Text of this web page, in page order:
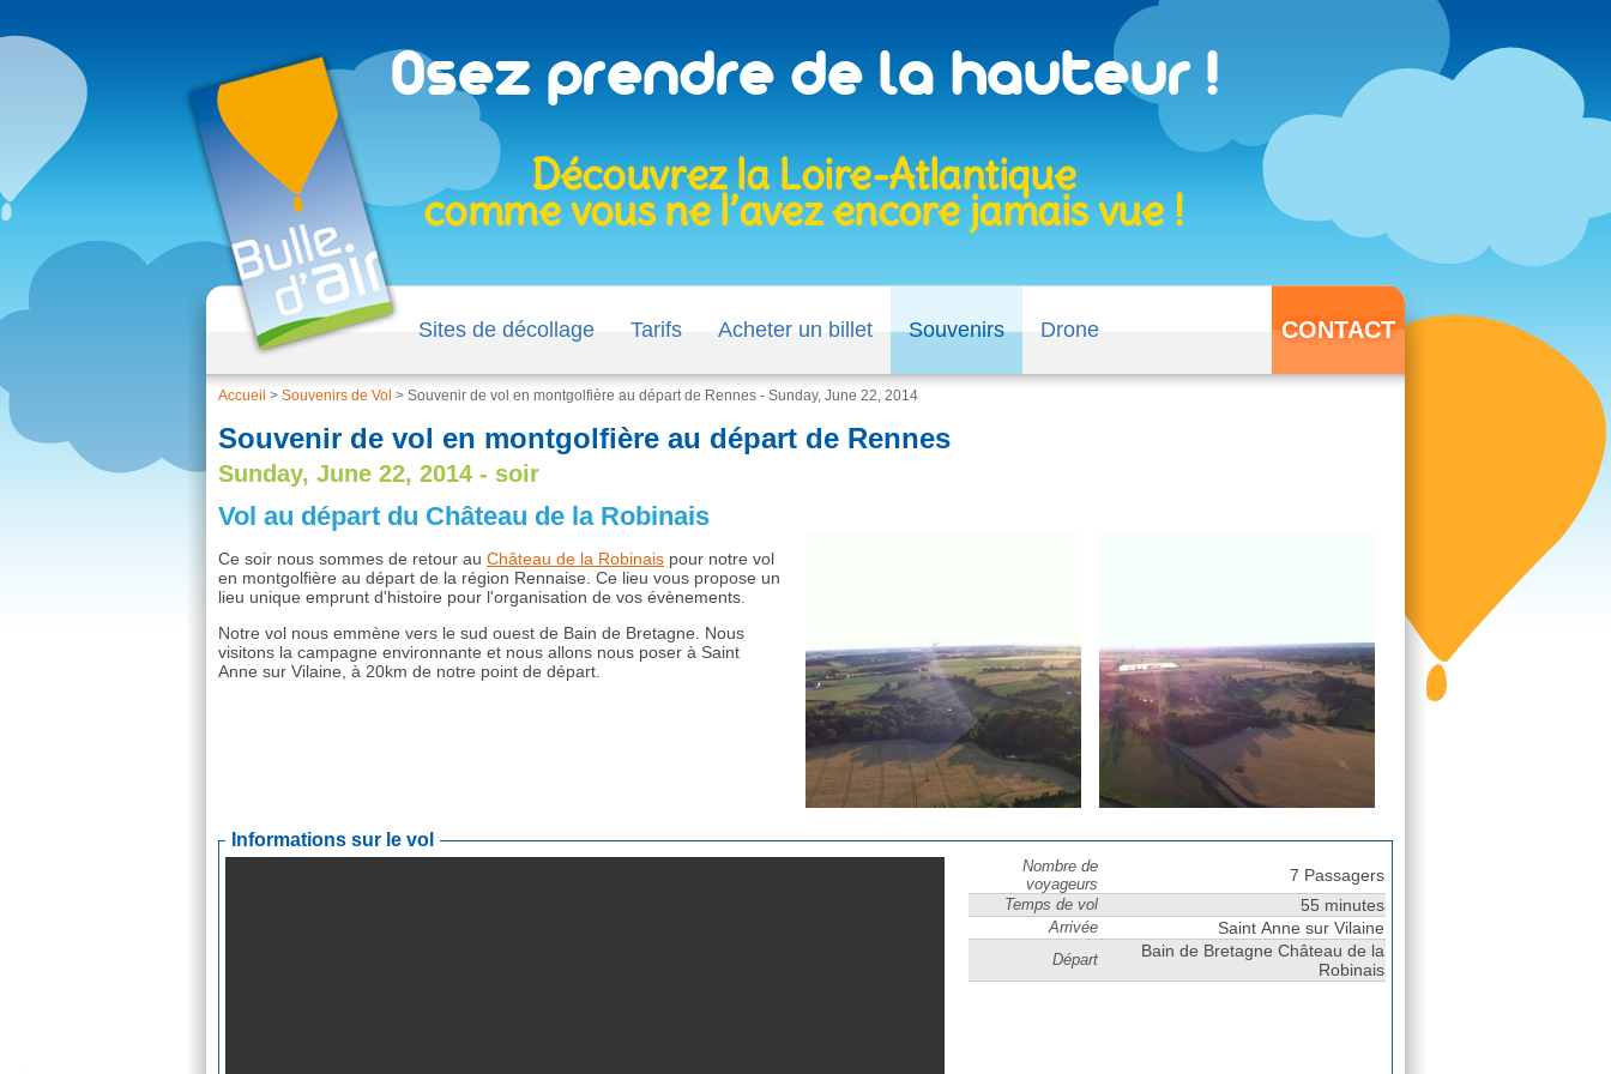
Sites de décollage Tarifs Acheter un billet Souvenirs Drone CONTACT
Accueil > Souvenirs de Vol > Souvenir de vol en montgolfière au départ de Rennes - Sunday, June 22, 2014
Souvenir de vol en montgolfière au départ de Rennes
Sunday, June 22, 2014 - soir
Vol au départ du Château de la Robinais
Ce soir nous sommes de retour au Château de la Robinais pour notre vol
en montgolfière au départ de la région Rennaise. Ce lieu vous propose un
lieu unique emprunt d'histoire pour l'organisation de vos évènements.
Notre vol nous emmène vers le sud ouest de Bain de Bretagne. Nous
visitons la campagne environnante et nous allons nous poser à Saint
Anne sur Vilaine, à 20km de notre point de départ.
Informations sur le vol
Nombre de
voyageurs
7 Passagers
Temps de vol 55 minutes
Arrivée Saint Anne sur Vilaine
Départ
Bain de Bretagne Château de la
Robinais